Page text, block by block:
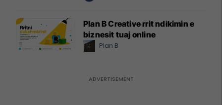
Plan B Creative rrit ndikimin e
biznesit tuaj online
Plan B